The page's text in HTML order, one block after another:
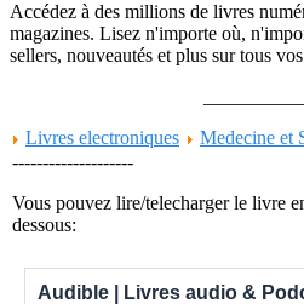
Accédez à des millions de livres
magazines. Lisez n'importe où,
sellers, nouveautés et plus sur tous
Livres electroniques
Medecine et
--------------------
Vous pouvez lire/telecharger le livre
dessous:
Audible | Livres audio &